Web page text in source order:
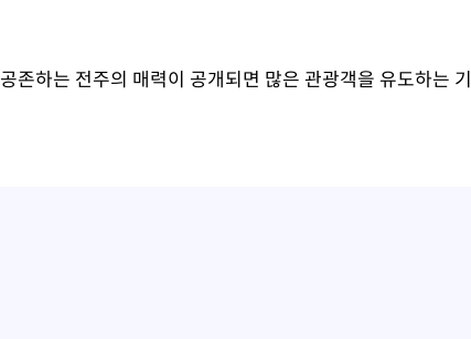
존하는 전주의 매력이 공개되면 많은 관광객을 유도하는 기